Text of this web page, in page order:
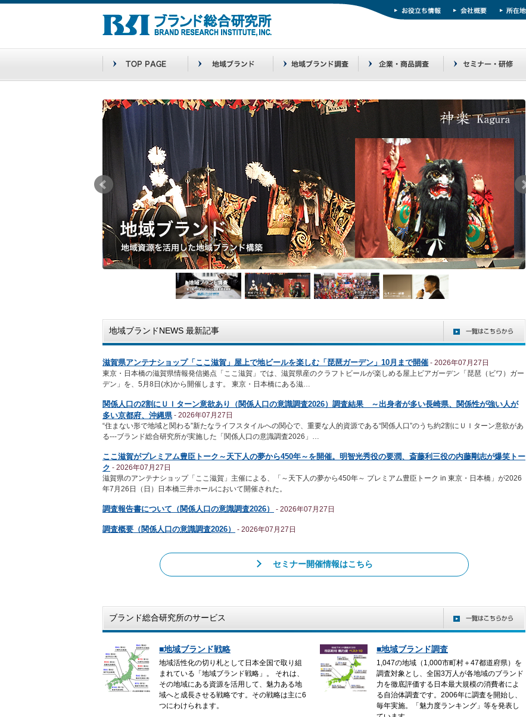
地域ブランドNEWS 最新記事
滋賀県アンテナショップ「ここ滋賀」屋上で地ビールを楽しむ「琵琶ガーデン」10月まで開催 - 2026年07月27日
東京・日本橋の滋賀県情報発信拠点「ここ滋賀」では、滋賀県産のクラフトビールが楽しめる屋上ビアガーデン「琵琶（ビワ）ガー
デン」を、5月8日(水)から開催します。 東京・日本橋にある滋…
関係人口の2割にＵＩターン意欲あり（関係人口の意識調査2026）調査結果 ～出身者が多い長崎県、関係性が強い人が
多い京都府、沖縄県 - 2026年07月27日
“住まない形で地域と関わる”新たなライフスタイルへの関心で、重要な人的資源である“関係人口”のうち約2割にＵＩターン意欲があ
る---ブランド総合研究所が実施した「関係人口の意識調査2026」…
ここ滋賀がプレミアム豊臣トーク～天下人の夢から450年～を開催。明智光秀役の要潤、斎藤利三役の内藤剛志が爆笑トー
ク - 2026年07月27日
滋賀県のアンテナショップ「ここ滋賀」主催による、「～天下人の夢から450年～ プレミアム豊臣トーク in 東京・日本橋」が2026
年7月26日（日）日本橋三井ホールにおいて開催された。
調査報告書について（関係人口の意識調査2026） - 2026年07月27日
調査概要（関係人口の意識調査2026） - 2026年07月27日
セミナー開催情報はこちら
ブランド総合研究所のサービス
■地域ブランド戦略
地域活性化の切り札として日本全国で取り組
まれている「地域ブランド戦略」。 それは、
その地域にある資源を活用して、魅力ある地
域へと成長させる戦略です。その戦略は主に6
つにわけられます。
■地域ブランド調査
1,047の地域（1,000市町村＋47都道府県）を
調査対象とし、全国3万人が各地域のブランド
力を徹底評価する日本最大規模の消費者によ
る自治体調査です。2006年に調査を開始し、
毎年実施。「魅力度ランキング」等を発表し